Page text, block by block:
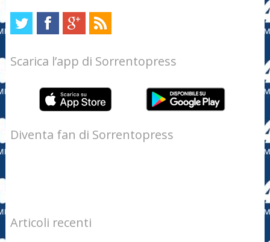
Scarica l’app di Sorrentopress
Diventa fan di Sorrentopress
Articoli recenti